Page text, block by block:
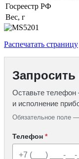
Госреестр РФ
Вес, г
Распечатать страницу
Запросить
Оставьте телефон
и исполнение
Обязательное поле
Телефон *